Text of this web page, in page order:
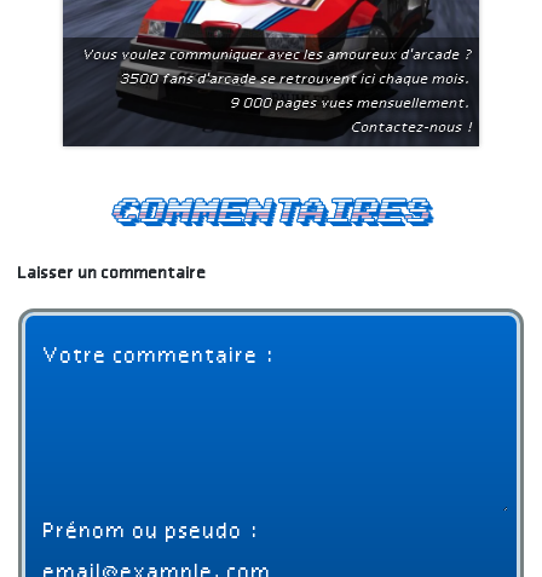
Vous voulez communiquer avec les amoureux d'arcade ?
3500 fans d'arcade se retrouvent ici chaque mois.
9 000 pages vues mensuellement.
Contactez-nous !
Commentaires
Laisser un commentaire